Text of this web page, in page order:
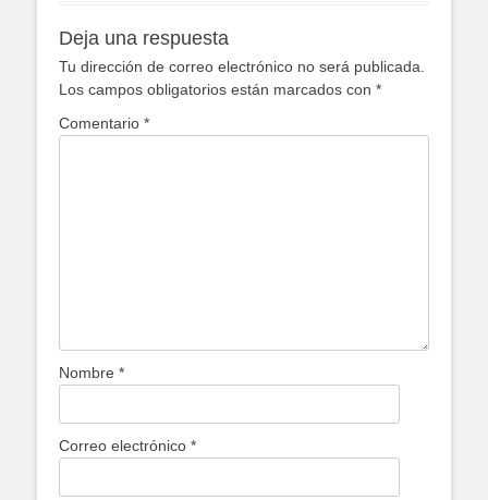
Deja una respuesta
Tu dirección de correo electrónico no será publicada.
Los campos obligatorios están marcados con *
Comentario *
Nombre *
Correo electrónico *